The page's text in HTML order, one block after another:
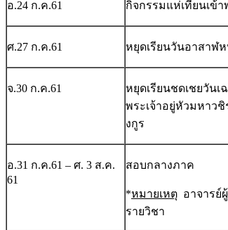
อ.24 ก.ค.61 กิจกรรมแห่เทียนเข้า
ศ.27 ก.ค.61 หยุดเรียนวันอาสาฬ
จ.30 ก.ค.61
หยุดเรียนชดเชยวัน
พระเจ้าอยู่หัวมหาว
งกูร
อ.31 ก.ค.61 – ศ. 3 ส.ค.
61
สอบกลางภาค
*หมายเหตุ อาจารย์
รายวิชา